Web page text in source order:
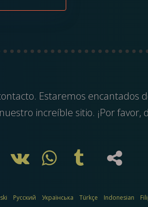
Estaremos encantados
increíble sitio. ¡Por favor,
Русский Українська Türkçe Indonesian